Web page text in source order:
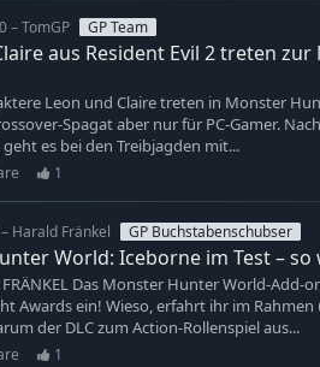
– TomGP GP Team
aus Resident Evil 2 treten
Leon und Claire treten in Monster
Spagat aber nur für PC-Gamer.
es bei den Treibjagden mit...
1
Harald Fränkel GP Buchstabenschubser
World: Iceborne im Test – so
FRÄNKEL Das Monster Hunter World-Add-
Awards ein! Wieso, erfahrt ihr im
der DLC zum Action-Rollenspiel aus...
1